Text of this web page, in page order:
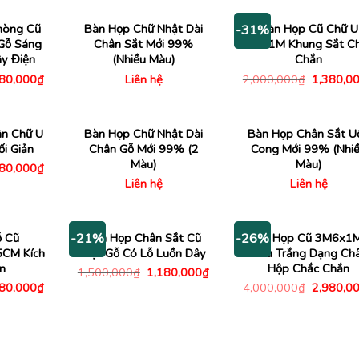
1,980,000₫.
Cũ
Sáng
Điện
₫Giá
Bàn Họp Chữ Nhật Dài
Chân Sắt Mới 99%
(Nhiều Màu)
Liên hệ
-31%Bàn Họp Cũ Chữ U
2MX1M Khung Sắt
Chắn
2,000,000₫ Giá
gốc
Chữ U
Giản
₫Giá
Bàn Họp Chữ Nhật Dài
Chân Gỗ Mới 99% (2
Màu)
Liên hệ
Bàn Họp Chân Sắt
Cong Mới 99%
Màu)
Liên hệ
Cũ
Kích
₫Giá
-21%
Bàn Họp Chân Sắt Cũ
Mặt Gỗ Có Lỗ Luồn Dây
1,500,000₫ Giá
gốc
1,180,000₫Giá
-26%
Bàn Họp Cũ
Màu Trắng Dạng
Hộp Chắc Chắn
4,000,000₫ Giá
gốc